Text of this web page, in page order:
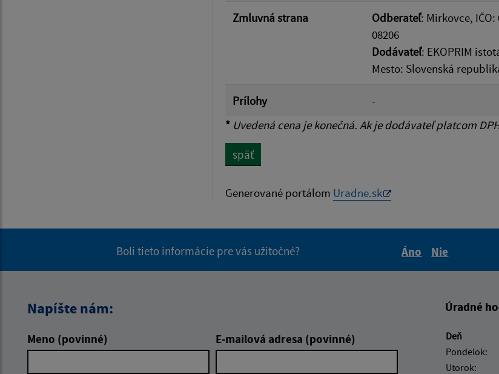
Zmluvná strana Odberateľ: Mirkovce, IČO:
08206
Dodávateľ: EKOPRIM
Mesto: Slovenská
Prílohy
-
* Uvedená cena je konečná. Ak je dodávateľ platcom
späť
Generované portálom Uradne.sk
Boli tieto informácie pre vás užitočné?
Áno
Nie
Napíšte nám:
Meno (povinné) E-mailová adresa (povinné)
Úradné
Deň
Pondelok:
Utorok: